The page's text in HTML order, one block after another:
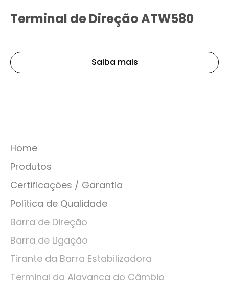
Terminal de Direção ATW580
Saiba mais
Home
Produtos
Certificações / Garantia
Política de Qualidade
Barra de Direção
Barra de Ligação
Tirante da Barra Estabilizadora
Terminal da Alavanca do Câmbio